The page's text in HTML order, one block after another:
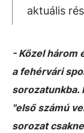
aktuális
- Közel három
a fehérvári
sorozatunkba.
"első számú
sorozat